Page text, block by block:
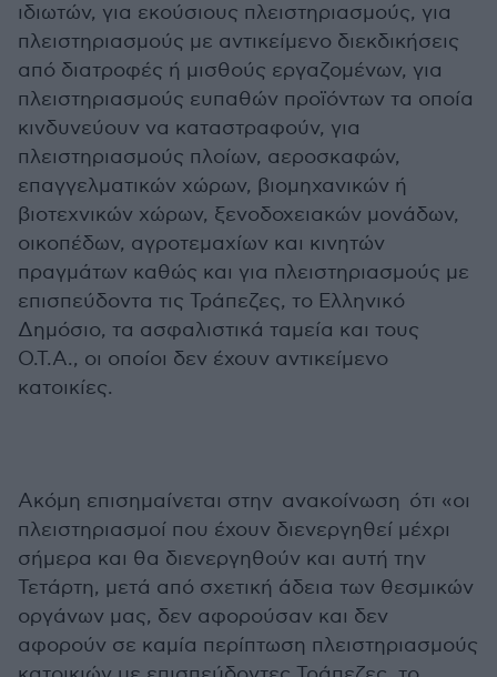
ιδιωτών, για εκούσιους πλειστηριασμούς, για
πλειστηριασμούς με αντικείμενο διεκδικήσεις
από διατροφές ή μισθούς εργαζομένων, για
πλειστηριασμούς ευπαθών προϊόντων τα οποία
κινδυνεύουν να καταστραφούν, για
πλειστηριασμούς πλοίων, αεροσκαφών,
επαγγελματικών χώρων, βιομηχανικών ή
βιοτεχνικών χώρων, ξενοδοχειακών μονάδων,
οικοπέδων, αγροτεμαχίων και κινητών
πραγμάτων καθώς και για πλειστηριασμούς με
επισπεύδοντα τις Τράπεζες, το Ελληνικό
Δημόσιο, τα ασφαλιστικά ταμεία και τους
Ο.Τ.Α., οι οποίοι δεν έχουν αντικείμενο
κατοικίες.
Ακόμη επισημαίνεται στην ανακοίνωση ότι «οι
πλειστηριασμοί που έχουν διενεργηθεί μέχρι
σήμερα και θα διενεργηθούν και αυτή την
Τετάρτη, μετά από σχετική άδεια των θεσμικών
οργάνων μας, δεν αφορούσαν και δεν
αφορούν σε καμία περίπτωση πλειστηριασμούς